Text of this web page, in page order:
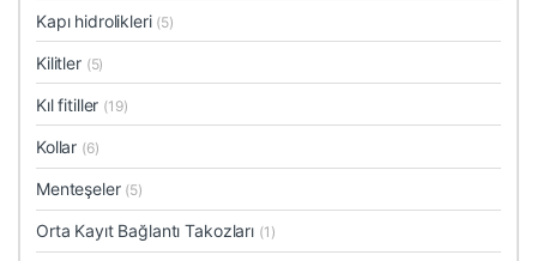
Kapı hidrolikleri (5)
Kilitler (5)
Kıl fitiller (19)
Kollar (6)
Menteşeler (5)
Orta Kayıt Bağlantı Takozları (1)